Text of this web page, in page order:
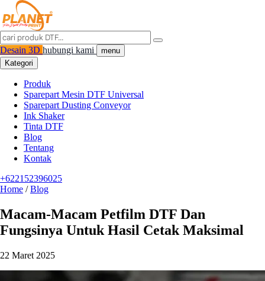
Desain 3D hubungi kami
menu
Kategori
Produk
Sparepart Mesin DTF Universal
Sparepart Dusting Conveyor
Ink Shaker
Tinta DTF
Blog
Tentang
Kontak
+622152396025
Home /Blog
Macam-Macam Petfilm DTF Dan
Fungsinya Untuk Hasil Cetak Maksimal
22 Maret 2025